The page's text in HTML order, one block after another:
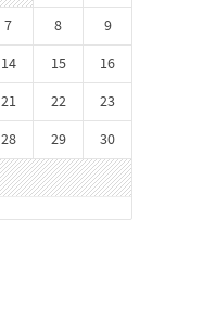
7 8
9
14 15
16
21 22
23
28 29
30